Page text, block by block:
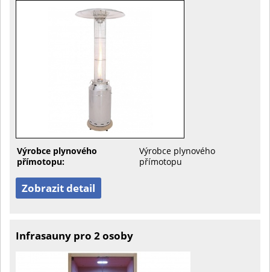
Výrobce plynového
přímotopu:
Výrobce plynového
přímotopu
Zobrazit detail
Infrasauny pro 2 osoby